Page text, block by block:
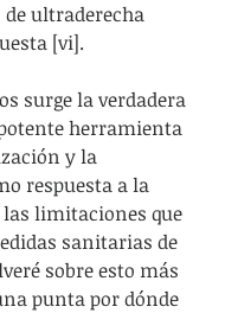
ultraderecha
[vi].
surge la verdadera
herramienta
y la
respuesta a la
limitaciones que
sanitarias de
sobre esto más
punta por dónde